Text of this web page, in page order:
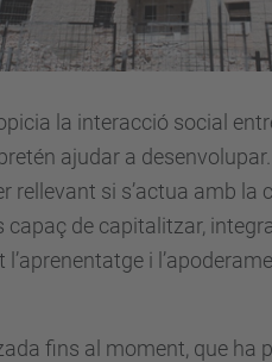
la interacció social
ajudar a
rellevant si s’actua amb la
capaç de capitalitzar,
i
fins al moment, que ha